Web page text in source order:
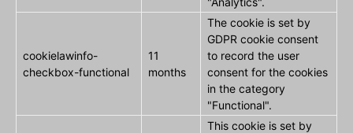
cookielawinfo-
checkbox-functional
11
months
The cookie is set by
GDPR cookie consent
to record the user
consent for the cookies
in the category
"Functional".
This cookie is set by